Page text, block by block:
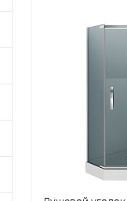
В
Купить в 1 клик
В избранное